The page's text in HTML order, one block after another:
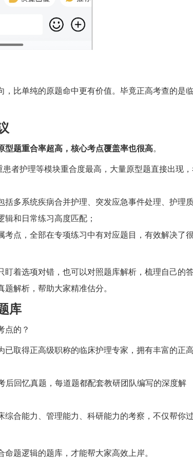
比单纯的原题命中更有价值。毕竟正高考查的是临
型题重合率超高，核心考点覆盖率也很高。
者护理等模块重合度最高，大量原型题直接出现
括多系统疾病合并护理、突发应急事件处理、护理
和日常练习高度匹配；
点，全部在专项练习中有对应题目，有效解决了很
着选项对错，也可以对照题库解析，梳理自己的
解析，帮助大家精准估分。
库
点的？
已取得正高级职称的临床护理专家，拥有丰富的正高
后回忆真题，每道题都配套教研团队编写的深度解
综合能力、管理能力、科研能力的考察，不仅帮你过
题逻辑的题库，才能帮大家高效上岸。